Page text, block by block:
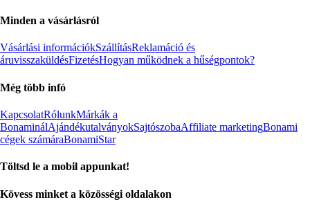
Minden a vásárlásról
Vásárlási információkSzállításReklamáció és
áruvisszaküldésFizetésHogyan működnek a hűségpontok?
Még több infó
KapcsolatRólunkMárkák a
BonaminálAjándékutalványokSajtószobaAffiliate marketingBonami
cégek számáraBonamiStar
Töltsd le a mobil appunkat!
Kövess minket a közösségi oldalakon